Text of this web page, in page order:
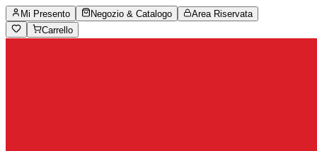
Mi Presento Negozio & Catalogo
Area Riservata
Carrello